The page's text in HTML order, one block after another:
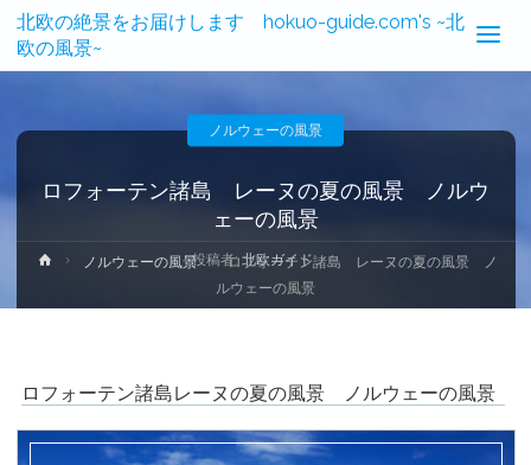
北欧の絶景をお届けします hokuo-guide.com's ~北
欧の風景~
ロフォーテン諸島 レーヌの夏の風景 ノルウ
ェーの風景
投稿者: 北欧ガイド
ノルウェーの風景
ホ
ム
ノルウェーの風景
ロフォーテン諸島 レーヌの夏の風景 ノ
ルウェーの風景
ロフォーテン諸島レーヌの夏の風景 ノルウェーの風景